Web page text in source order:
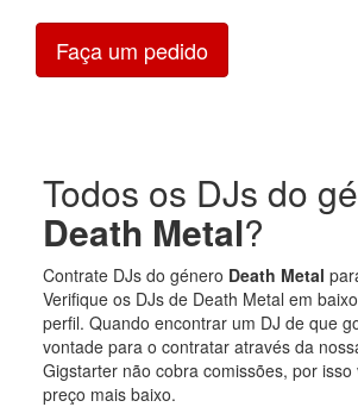
Faça um pedido
Todos os DJs do
Death Metal?
Contrate DJs do género Death Metal
Verifique os DJs de Death Metal em
perfil. Quando encontrar um DJ de que
vontade para o contratar através da
Gigstarter não cobra comissões, por isso
preço mais baixo.